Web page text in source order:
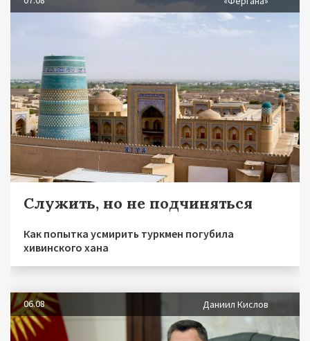
Служить, но не подчиняться
Как попытка усмирить туркмен погубила
хивинского хана
06.08 Даниил Кислов